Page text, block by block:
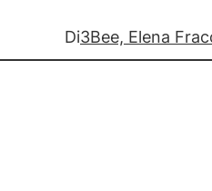
Di3Bee, Elena